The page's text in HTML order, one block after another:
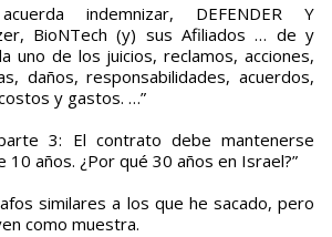
indemnizar, DEFENDER Y
BioNTech (y) sus Afiliados … de y
uno de los juicios, reclamos, acciones,
daños, responsabilidades, acuerdos,
y gastos. …”
parte 3: El contrato debe mantenerse
10 años. ¿Por qué 30 años en Israel?”
similares a los que he sacado, pero
como muestra.